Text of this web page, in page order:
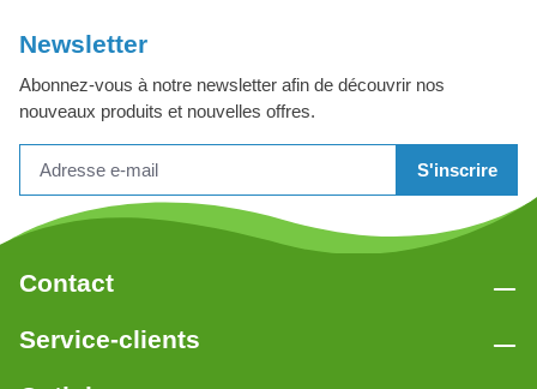
Newsletter
Abonnez-vous à notre newsletter afin de découvrir nos
nouveaux produits et nouvelles offres.
S'inscrire
Contact
Service-clients